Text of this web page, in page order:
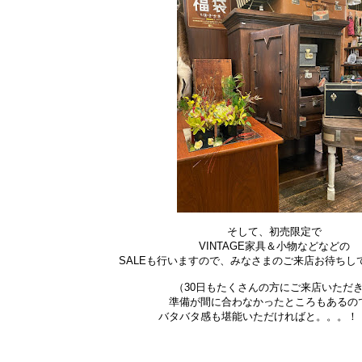
そして、初売限定で
VINTAGE家具＆小物などなどの
SALEも行いますので、みなさまのご来店お待ちし
（30日もたくさんの方にご来店いただ
準備が間に合わなかったところもあるの
バタバタ感も堪能いただければと。。。！